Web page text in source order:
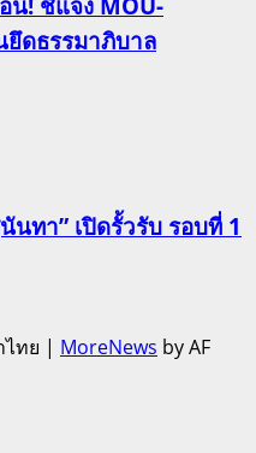
ดธรรมาภิบาล
นทา” เปิดรั้วรับ รอบที่ 1
ทย | MoreNews by AF